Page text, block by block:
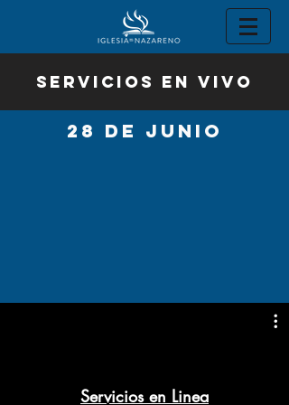
SERVICIOS EN VIVO
28 DE JUNIO
Servicios en Linea